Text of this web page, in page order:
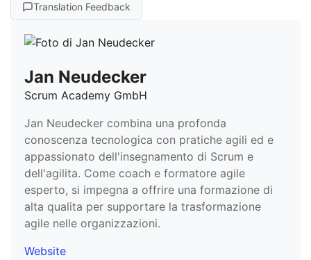
Translation Feedback
Jan Neudecker
Scrum Academy GmbH
Jan Neudecker combina una profonda
conoscenza tecnologica con pratiche agili ed e
appassionato dell'insegnamento di Scrum e
dell'agilita. Come coach e formatore agile
esperto, si impegna a offrire una formazione di
alta qualita per supportare la trasformazione
agile nelle organizzazioni.
Website